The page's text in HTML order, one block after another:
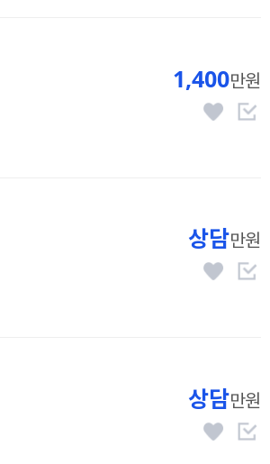
1,400만원
상담만원
상담만원